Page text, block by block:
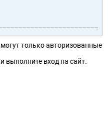
только авторизованные
выполните вход на сайт.